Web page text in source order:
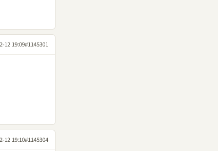
12 19:09#1145301
12 19:10#1145304